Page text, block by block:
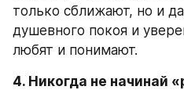
только сближают, но и
душевного покоя и
любят и понимают.
4. Никогда не начинай